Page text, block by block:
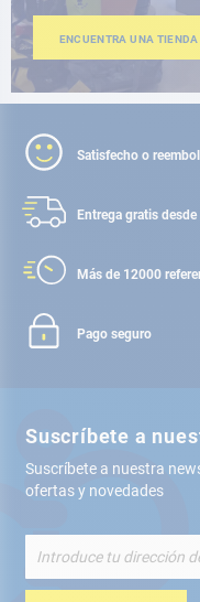
ENCUENTRA UNA TIENDA
Satisfecho o
Entrega gratis
Más de 12000
Pago seguro
Suscríbete a
Suscríbete a nuestra
ofertas y novedades
nuestro